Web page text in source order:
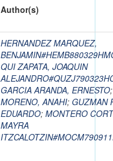
Author(s)
HERNANDEZ MARQUEZ,
QUI ZAPATA, JOAQUIN
GARCIA ARANDA, ERNESTO
MORENO, ANAHI; GUZMAN
EDUARDO; MONTERO
MAYRA